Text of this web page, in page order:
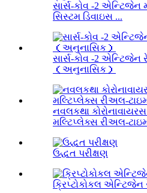
સાર્સ-કોવ -2
સિસ્ટમ ડિવાઇસ ...
સાર્સ-કોવ -2 એન્ટિજેન
（અનુનાસિક）
નવલકથા કોરોનાવાયરસ
મલ્ટિપ્લેક્સ રીઅલ-ટાઇમ
ઉદ્ધત પરીક્ષણ
ક્રિપ્ટોકોકલ એન્ટિજેન